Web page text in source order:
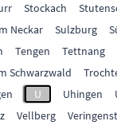
Stockach
Neckar Sulzburg
Tengen Tettnang
Schwarzwald
U Uhingen
Vellberg